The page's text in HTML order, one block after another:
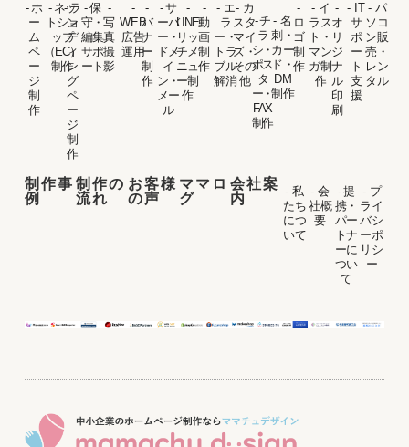
- ホ
ー
ム
ペ
ー
ジ
制
作
- ネッ
トショ
ップ
（EC）
制作
- ラ
ン
デ
ィ
ン
グ
ペ
ー
ジ
制
作
- 保
守・
編集
サポ
ート
-
写
真
撮
影
-
WEB
広告
運用
-
バ
ナ
ー
制
作
- サ
ーバ
ー・
ドメ
イ
ン・
メー
ル
-
LINE
リッ
チメ
ニュ
ー制
作
-
動
画
制
作
- エ
ラ
ー・
トラ
ブル
解消
- カ
スタ
マイ
ズ・
その
他
- チ
ラ
シ・
ポス
タ
ー・
FAX
制作
- 名
刺・
カー
ド・
DM
制作
-
ロ
ゴ
制
作
- イ
ラス
ト・
マン
ガ制
作
-
オ
リ
ジ
ナ
ル
印
刷
- IT
サ
ポ
ー
ト
支
援
- パ
ソコ
ン販
売・
レン
タル
制作事
例
制作の
流れ
お客様
の声
ママロ
グ
会社案
内
- 私
たち
につ
いて
- 会
社概
要
- 提
携・
パー
トナ
ーに
つい
て
- プ
ライ
バシ
ーポ
リシ
ー